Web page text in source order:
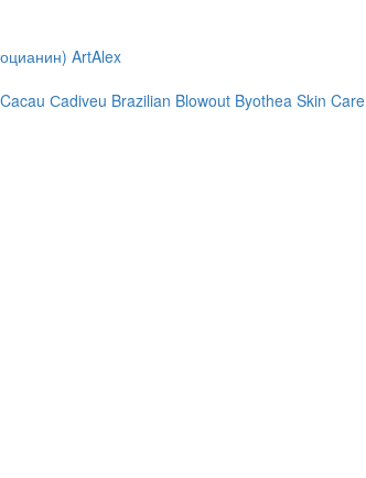
ArtAlex
Сadiveu Brazilian Blowout Byothea Skin Care